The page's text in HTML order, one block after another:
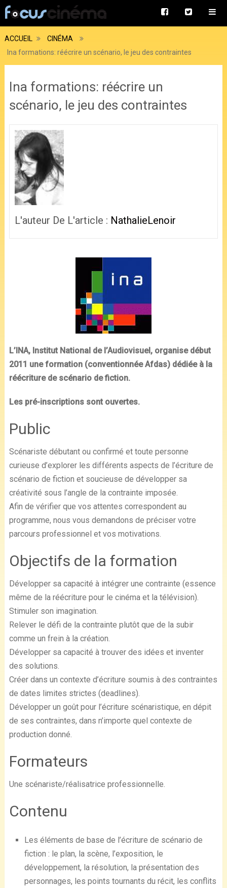
ACCUEIL
CINÉMA
Ina formations: réécrire un scénario, le jeu des contraintes
Ina formations: réécrire un
scénario, le jeu des contraintes
L'auteur De L'article : NathalieLenoir
L’INA, Institut National de l’Audiovisuel, organise début
2011 une formation (conventionnée Afdas) dédiée à la
réécriture de scénario de fiction.
Les pré-inscriptions sont ouvertes.
Public
Scénariste débutant ou confirmé et toute personne
curieuse d’explorer les différents aspects de l’écriture de
scénario de fiction et soucieuse de développer sa
créativité sous l’angle de la contrainte imposée.
Afin de vérifier que vos attentes correspondent au
programme, nous vous demandons de préciser votre
parcours professionnel et vos motivations.
Objectifs de la formation
Développer sa capacité à intégrer une contrainte (essence
même de la réécriture pour le cinéma et la télévision).
Stimuler son imagination.
Relever le défi de la contrainte plutôt que de la subir
comme un frein à la création.
Développer sa capacité à trouver des idées et inventer
des solutions.
Créer dans un contexte d’écriture soumis à des contraintes
de dates limites strictes (deadlines).
Développer un goût pour l’écriture scénaristique, en dépit
de ses contraintes, dans n’importe quel contexte de
production donné.
Formateurs
Une scénariste/réalisatrice professionnelle.
Contenu
Les éléments de base de l’écriture de scénario de
fiction : le plan, la scène, l’exposition, le
développement, la résolution, la présentation des
personnages, les points tournants du récit, les conflits